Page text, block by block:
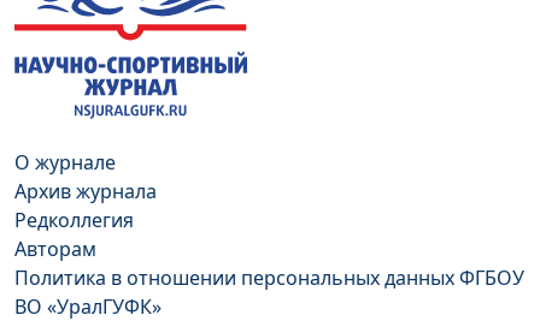
О журнале
Архив журнала
Редколлегия
Авторам
Политика в отношении персональных данных ФГБОУ
ВО «УралГУФК»